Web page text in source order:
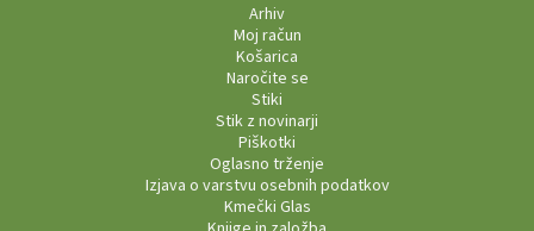
Arhiv
Moj račun
Košarica
Naročite se
Stiki
Stik z novinarji
Piškotki
Oglasno trženje
Izjava o varstvu osebnih podatkov
Kmečki Glas